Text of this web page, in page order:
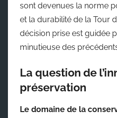
sont devenues la norme
et la durabilité de la Tour
décision prise est guidée
minutieuse des
La question de
préservation
Le domaine de la